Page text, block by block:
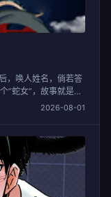
，唤人姓名，倘若答
”蛇女”，故事就是这
2026-08-01